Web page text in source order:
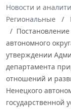
Новости и
Региональные
автономного
утверждении
департамента
отношений и
Ненецкого
государственной